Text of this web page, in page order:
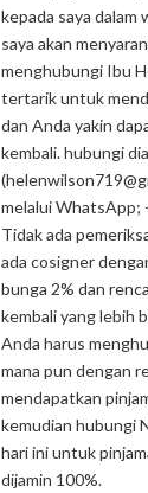
kepada saya dalam
saya akan
menghubungi Ibu
tertarik untuk
dan Anda yakin
kembali. hubungi
melalui WhatsApp;
Tidak ada
ada cosigner
bunga 2% dan
kembali yang lebih
Anda harus
mana pun dengan
mendapatkan
kemudian hubungi
hari ini untuk
dijamin 100%.